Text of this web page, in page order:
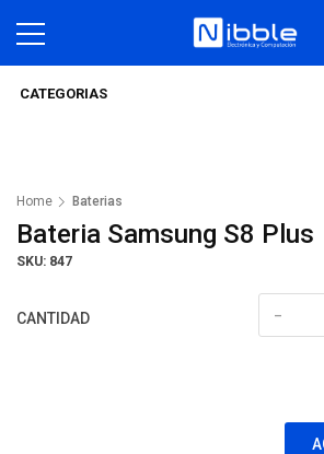
CATEGORIAS
Home Baterias
Bateria Samsung S8 Plus
SKU: 847
CANTIDAD -